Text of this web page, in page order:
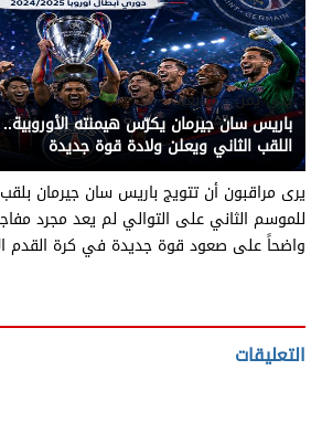
يني يمن - متابعات
باريس سان جيرمان يكرّس هيمنته
اللقب الثاني ويعلن ولادة قوة جديدة
يرى مراقبون أن تتويج باريس سان جيرمان
للموسم الثاني على التوالي لم يعد مجرد
واضحاً على صعود قوة جديدة في كرة القدم
التعليقات